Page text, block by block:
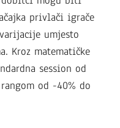
privlači igrače
umjesto
Kroz matematičke
session od
od -40% do